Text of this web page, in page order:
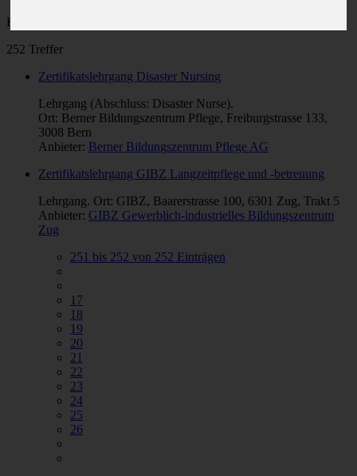
Kategorie: "
252 Treffer
Zertifikatslehrgang Disaster Nursing
Lehrgang (Abschluss: Disaster Nurse).
Ort: Berner Bildungszentrum Pflege, Freiburgstrasse 133,
3008 Bern
Anbieter: Berner Bildungszentrum Pflege AG
Zertifikatslehrgang GIBZ Langzeitpflege und -betreuung
Lehrgang. Ort: GIBZ, Baarerstrasse 100, 6301 Zug, Trakt 5
Anbieter: GIBZ Gewerblich-industrielles Bildungszentrum
Zug
251 bis 252 von 252 Einträgen
17
18
19
20
21
22
23
24
25
26